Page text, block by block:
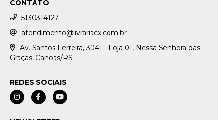
CONTATO
5130314127
atendimento@livrariacx.com.br
Av. Santos Ferreira, 3041 - Loja 01, Nossa Senhora das
Graças, Canoas/RS
REDES SOCIAIS